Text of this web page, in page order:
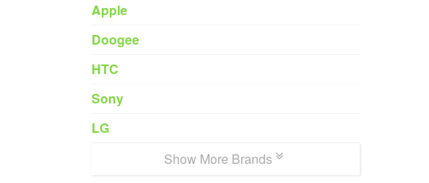
Apple
Doogee
HTC
Sony
LG
Show More Brands